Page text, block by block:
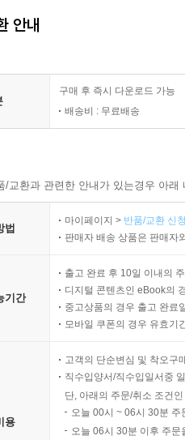
안내
구매 후 즉시 다운로드 가능
배송비 : 무료배송
교환과 관련한 안내가 있는경우 아
법
마이페이지 > 반품/교환 신
판매자 배송 상품은 판매자
기간
출고 완료 후 10일 이내의
디지털 콘텐츠인 eBook의
중고상품의 경우 출고 완료
모바일 쿠폰의 경우 유효기
용
고객의 단순변심 및 착오구
직수입양서/직수입일서중
단, 아래의 주문/취소 조건
오늘 00시 ~ 06시 30분
오늘 06시 30분 이후 주